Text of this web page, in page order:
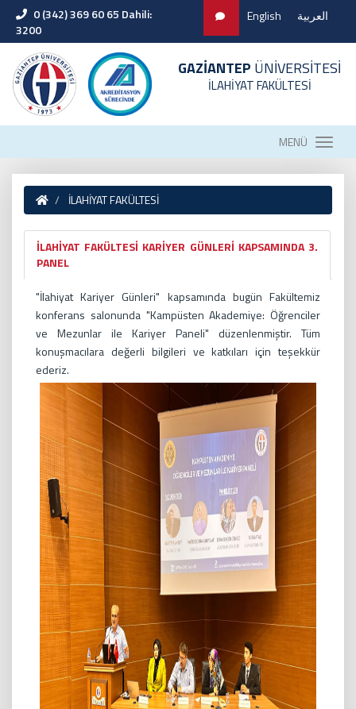
0 (342) 369 60 65 Dahili:
3200
English العربية
GAZİANTEP ÜNİVERSİTESİ
İLAHİYAT FAKÜLTESİ
MENÜ
İLAHİYAT FAKÜLTESİ
İLAHİYAT FAKÜLTESİ KARİYER GÜNLERİ KAPSAMINDA 3.
PANEL
"İlahiyat Kariyer Günleri" kapsamında bugün Fakültemiz
konferans salonunda "Kampüsten Akademiye: Öğrenciler
ve Mezunlar ile Kariyer Paneli" düzenlenmiştir. Tüm
konuşmacılara değerli bilgileri ve katkıları için teşekkür
ederiz.